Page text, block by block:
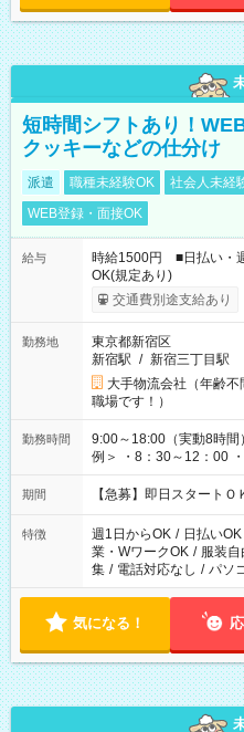
短時間シフトあり！
クッキーなどの仕分け
派遣 職種未経験OK 社会人未経
WEB登録・面接OK
給与
時給1500円 ■日払い・
OK(規定あり)
交通費別途支給あり
勤務地
東京都新宿区
新宿駅 / 新宿三丁目駅
大手物流会社（年齢
職場です！）
勤務時間
9:00～18:00（実動8時間） 希望の時間帯を選べます！ ＜シ
例＞ ・8：30～12：00
・13：00～22：00 ・22
期間 【急募】即日スタート
特徴 週1日からOK / 日払いOK
業・WワークOK / 服装自
集 / 電話対応なし / パソ
気になる！